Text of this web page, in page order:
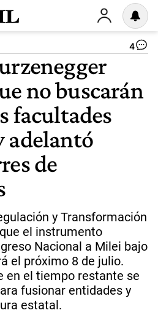
4
no buscarán
facultades
adelantó
de
y Transformación
el instrumento
Nacional a Milei bajo
el próximo 8 de julio.
en el tiempo restante se
fusionar entidades y
estatal.